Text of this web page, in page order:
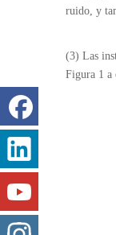
ruido, y
(3) Las
Figura 1 a